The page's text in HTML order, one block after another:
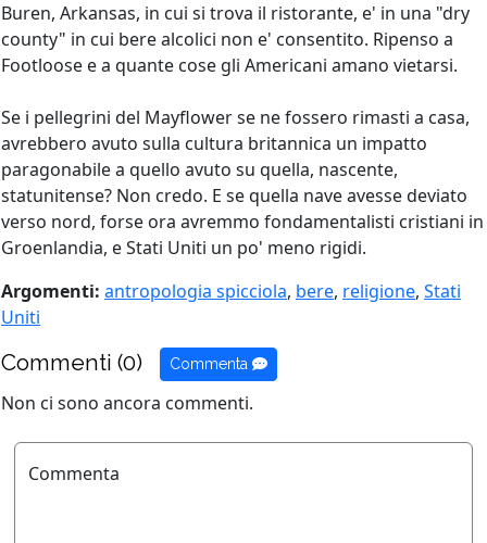
Buren, Arkansas, in cui si trova il ristorante, e' in una "dry
county" in cui bere alcolici non e' consentito. Ripenso a
Footloose e a quante cose gli Americani amano vietarsi.
Se i pellegrini del Mayflower se ne fossero rimasti a casa,
avrebbero avuto sulla cultura britannica un impatto
paragonabile a quello avuto su quella, nascente,
statunitense? Non credo. E se quella nave avesse deviato
verso nord, forse ora avremmo fondamentalisti cristiani in
Groenlandia, e Stati Uniti un po' meno rigidi.
Argomenti: antropologia spicciola, bere, religione, Stati
Uniti
Commenti (0) Commenta
Non ci sono ancora commenti.
Commenta